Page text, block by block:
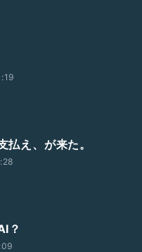
払え、が来た。
？